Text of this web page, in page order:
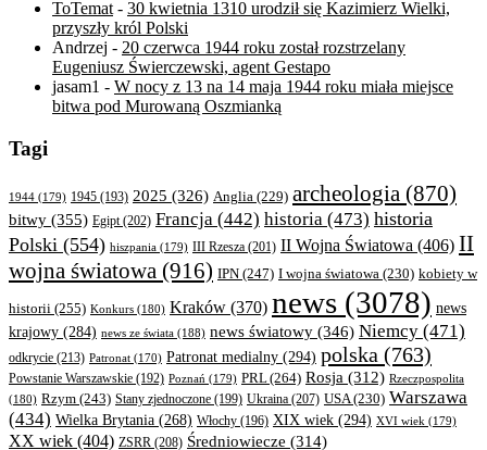
ToTemat - 30 kwietnia 1310 urodził się Kazimierz Wielki,
przyszły król Polski
Andrzej - 20 czerwca 1944 roku został rozstrzelany
Eugeniusz Świerczewski, agent Gestapo
jasam1 - W nocy z 13 na 14 maja 1944 roku miała miejsce
bitwa pod Murowaną Oszmianką
Tagi
1944 (179) 1945 (193) 2025 (326) Anglia (229) archeologia (870)
bitwy (355) Egipt(202) Francja (442) historia (473) historia
Polski (554) hiszpania (179) III Rzesza (201) II Wojna Światowa (406) II
wojna światowa (916) IPN (247) I wojna światowa (230) kobiety w
historii (255) Konkurs (180) Kraków (370) news (3078) news
krajowy (284) news ze świata (188) news światowy (346) Niemcy (471)
odkrycie (213) Patronat (170) Patronat medialny (294) polska (763)
Powstanie Warszawskie (192) Poznań (179) PRL(264) Rosja (312) Rzeczpospolita
(180) Rzym (243) Stany zjednoczone (199) Ukraina (207) USA(230) Warszawa
(434) Wielka Brytania (268) Włochy (196) XIX wiek (294) XVI wiek (179)
XX wiek (404) ZSRR (208) Średniowiecze (314)